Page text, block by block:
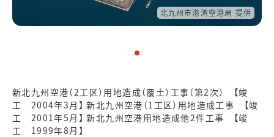
北九州市港湾空港局 提供
新北九州空港（2工区）用地造成（覆土）工事（第2次） 【竣
工 2004年3月】 新北九州空港（1工区）用地造成工事 【竣
工 2001年5月】 新北九州空港用地造成他2件工事 【竣
工 1999年8月】